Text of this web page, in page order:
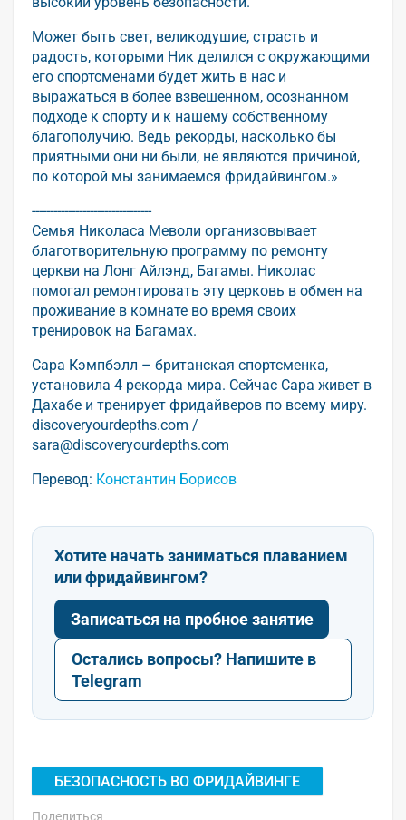
Может быть свет, великодушие, страсть и
радость, которыми Ник делился с окружающими
его спортсменами будет жить в нас и
выражаться в более взвешенном, осознанном
подходе к спорту и к нашему собственному
благополучию. Ведь рекорды, насколько бы
приятными они ни были, не являются причиной,
по которой мы занимаемся фридайвингом.»
---------------------------------
Семья Николаса Меволи организовывает
благотворительную программу по ремонту
церкви на Лонг Айлэнд, Багамы. Николас
помогал ремонтировать эту церковь в обмен на
проживание в комнате во время своих
тренировок на Багамах.
Сара Кэмпбэлл – британская спортсменка,
установила 4 рекорда мира. Сейчас Сара живет в
Дахабе и тренирует фридайверов по всему миру.
discoveryourdepths.com /
sara@discoveryourdepths.com
Перевод: Константин Борисов
Хотите начать заниматься плаванием
или фридайвингом?
Записаться на пробное занятие
Остались вопросы? Напишите в
Telegram
БЕЗОПАСНОСТЬ ВО ФРИДАЙВИНГЕ
Поделиться